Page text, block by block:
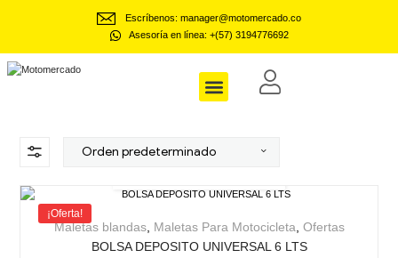
Asesoría en línea: +(57) 3194776692
Escríbenos: manager@motomercado.co
¡Oferta!
Maletas blandas, Maletas Para Motocicleta Ofertas
BOLSA DEPOSITO UNIVERSAL 6 LTS